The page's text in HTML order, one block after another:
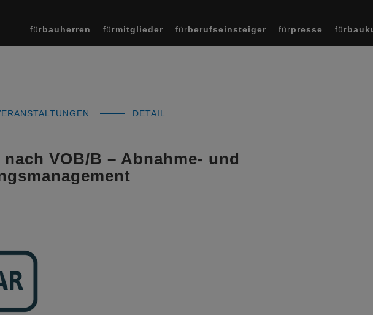
fürbauherren fürmitglieder fürberufseinsteiger fürpresse für
DETAIL
VOB/B – Abnahme- und